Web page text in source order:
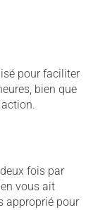
pour faciliter
bien que
fois par
vous ait
approprié pour